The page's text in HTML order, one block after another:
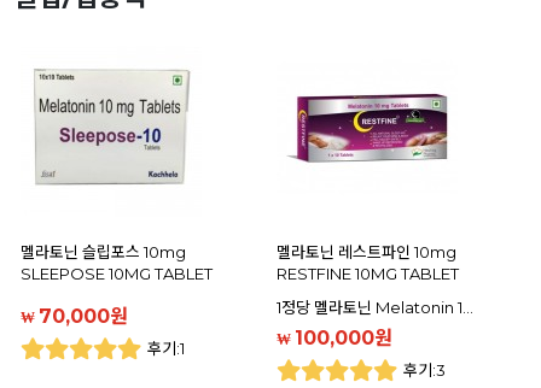
멜라토닌 슬립포스 10mg
SLEEPOSE 10MG TABLET
₩ 70,000원
후기:1
멜라토닌 레스트파인 10mg
RESTFINE 10MG TABLET
1정당 멜라토닌 Melatonin 1…
₩ 100,000원
후기:3